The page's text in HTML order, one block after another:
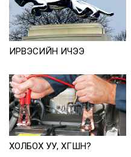
ИРВЭСИЙН ИЧЭЭ
ХОЛБОХ УУ, ХӨГШӨӨН?